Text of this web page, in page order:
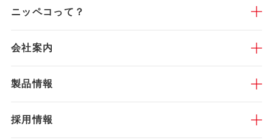
ニッペコって？
会社案内
製品情報
採用情報